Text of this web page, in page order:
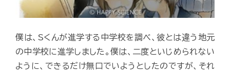
僕は、Sくんが進学する中学校を調べ、彼とは違う地元
の中学校に進学しました。僕は、二度といじめられない
ように、できるだけ無口でいようとしたのですが、それ